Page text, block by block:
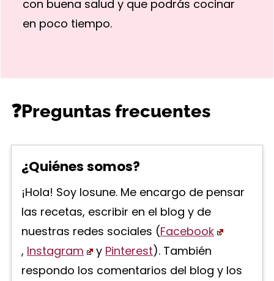
con buena salud y que podrás cocinar
en poco tiempo.
❓Preguntas frecuentes
¿Quiénes somos?
¡Hola! Soy Iosune. Me encargo de pensar
las recetas, escribir en el blog y de
nuestras redes sociales (Facebook
, Instagram y Pinterest). También
respondo los comentarios del blog y los